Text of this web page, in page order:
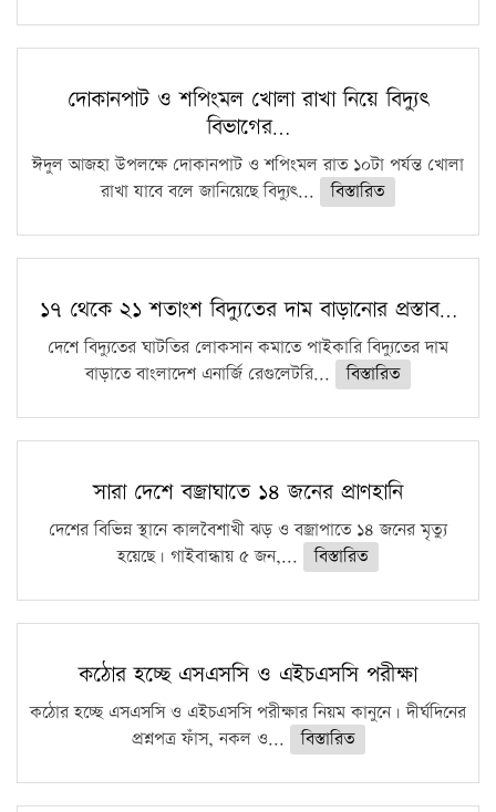
দোকানপাট ও শপিংমল খোলা রাখা নিয়ে বিদ্যুৎ
বিভাগের…
ঈদুল আজহা উপলক্ষে দোকানপাট ও শপিংমল রাত ১০টা পর্যন্ত খোলা
রাখা যাবে বলে জানিয়েছে বিদ্যুৎ...
বিস্তারিত
১৭ থেকে ২১ শতাংশ বিদ্যুতের দাম বাড়ানোর প্রস্তাব…
দেশে বিদ্যুতের ঘাটতির লোকসান কমাতে পাইকারি বিদ্যুতের দাম
বাড়াতে বাংলাদেশ এনার্জি রেগুলেটরি...
বিস্তারিত
সারা দেশে বজ্রাঘাতে ১৪ জনের প্রাণহানি
দেশের বিভিন্ন স্থানে কালবৈশাখী ঝড় ও বজ্রাপাতে ১৪ জনের মৃত্যু
হয়েছে। গাইবান্ধায় ৫ জন,...
বিস্তারিত
কঠোর হচ্ছে এসএসসি ও এইচএসসি পরীক্ষা
কঠোর হচ্ছে এসএসসি ও এইচএসসি পরীক্ষার নিয়ম কানুনে। দীর্ঘদিনের
প্রশ্নপত্র ফাঁস, নকল ও...
বিস্তারিত